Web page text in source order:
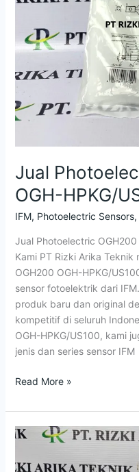
Jual
OGH-HPKG/
IFM, Photoelectric Sensors,
Jual Photoelectric OGH200
Kami PT Rizki Arika Teknik
OGH200 OGH-HPKG/
sensor fotoelektrik dari
produk baru dan original
kompetitif di seluruh
OGH-HPKG/US100, kami
jenis dan series sensor IFM
Read More »
Jual
O1D100